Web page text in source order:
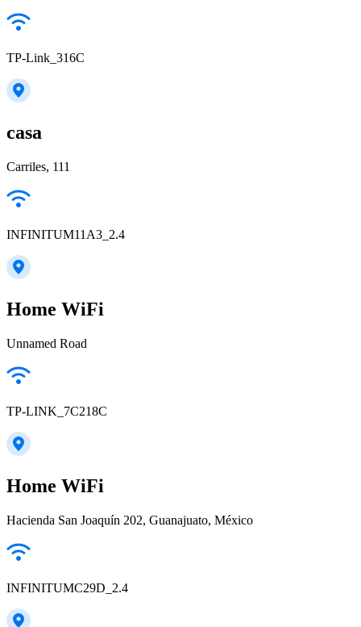
TP-Link_316C
casa
Carriles, 111
INFINITUM11A3_2.4
Home WiFi
Unnamed Road
TP-LINK_7C218C
Home WiFi
Hacienda San Joaquín 202, Guanajuato, México
INFINITUMC29D_2.4